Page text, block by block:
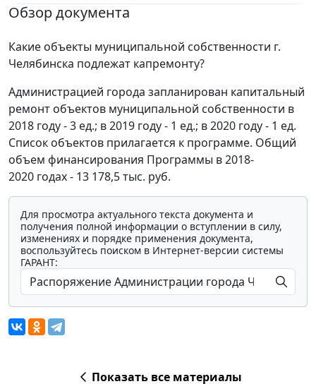
Обзор документа
Какие объекты муниципальной собственности г.
Челябинска подлежат капремонту?
Администрацией города запланирован капитальный
ремонт объектов муниципальной собственности в
2018 году - 3 ед.; в 2019 году - 1 ед.; в 2020 году - 1 ед.
Список объектов прилагается к программе. Общий
объем финансирования Программы в 2018-
2020 годах - 13 178,5 тыс. руб.
Для просмотра актуального текста документа и
получения полной информации о вступлении в силу,
изменениях и порядке применения документа,
воспользуйтесь поиском в Интернет-версии системы
ГАРАНТ:
Показать все материалы